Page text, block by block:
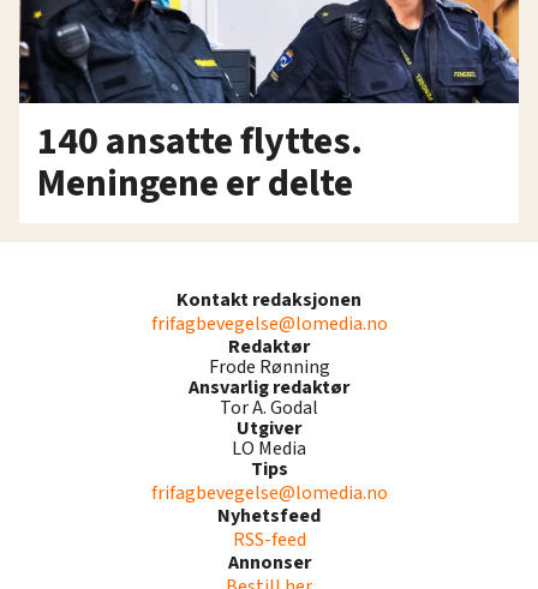
140 ansatte flyttes.
Meningene er delte
Kontakt redaksjonen
frifagbevegelse@lomedia.no
Redaktør
Frode Rønning
Ansvarlig redaktør
Tor A. Godal
Utgiver
LO Media
Tips
frifagbevegelse@lomedia.no
Nyhetsfeed
RSS-feed
Annonser